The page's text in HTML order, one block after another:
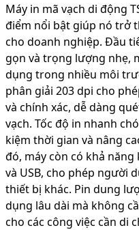
Máy in mã vạch di động
điểm nổi bật giúp nó trở
cho doanh nghiệp. Đầu
gọn và trọng lượng nhẹ,
dụng trong nhiều môi
phân giải 203 dpi cho
và chính xác, dễ dàng
vạch. Tốc độ in nhanh
kiệm thời gian và nâng
đó, máy còn có khả
và USB, cho phép người
thiết bị khác. Pin dung
dụng lâu dài mà không
cho các công việc cần di